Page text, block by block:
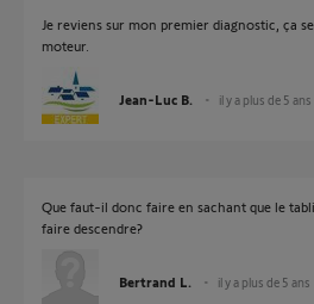
Je reviens sur mon premier diagnostic, ça
moteur.
Jean-Luc B. il y a plus de 5 ans
Que faut-il donc faire en sachant que le
faire descendre?
Bertrand L. il y a plus de 5 ans